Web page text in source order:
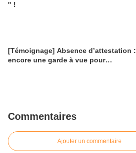
" !
[Témoignage] Absence d’attestation :
encore une garde à vue pour…
Commentaires
Ajouter un commentaire